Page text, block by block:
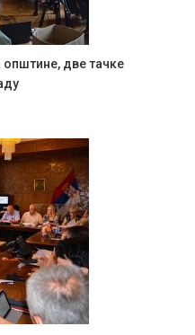
општине, две тачке